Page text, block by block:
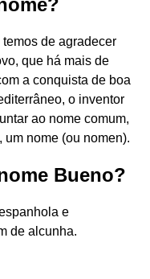
de agradecer
que há mais de
a conquista de boa
o inventor
ao nome comum,
nome (ou nomen).
Bueno?
e
de alcunha.